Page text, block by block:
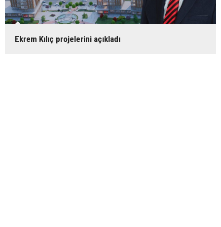
Ekrem Kılıç projelerini açıkladı